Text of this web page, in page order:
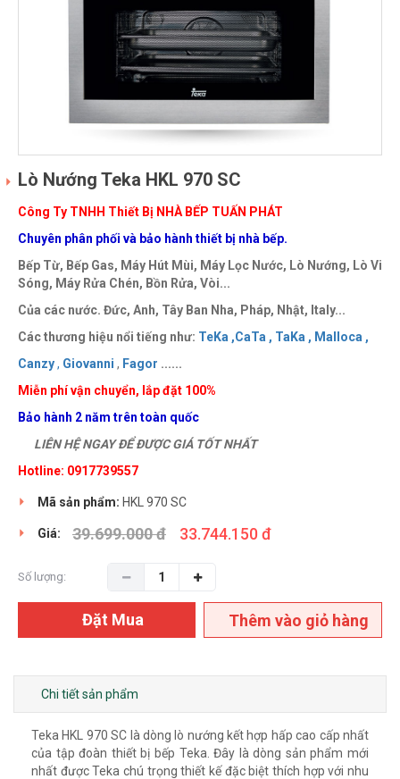
Lò Nướng Teka HKL 970 SC
Công Ty TNHH Thiết Bị NHÀ BẾP TUẤN PHÁT
Chuyên phân phối và bảo hành thiết bị nhà bếp.
Bếp Từ, Bếp Gas, Máy Hút Mùi, Máy Lọc Nước, Lò Nướng, Lò Vi
Sóng, Máy Rửa Chén, Bồn Rửa, Vòi...
Của các nước. Đức, Anh, Tây Ban Nha, Pháp, Nhật, Italy...
Các thương hiệu nổi tiếng như: TeKa ,CaTa , TaKa , Malloca ,
Canzy, Giovanni , Fagor ......
Miễn phí vận chuyển, lắp đặt 100%
Bảo hành 2 năm trên toàn quốc
LIÊN HỆ NGAY ĐỂ ĐƯỢC GIÁ TỐT NHẤT
Hotline: 0917739557
Mã sản phẩm: HKL 970 SC
Giá: 39.699.000 đ 33.744.150 đ
Số lượng:
Đặt Mua Thêm vào giỏ hàng
Chi tiết sản phẩm
Teka HKL 970 SC là dòng lò nướng kết hợp hấp cao cấp nhất
của tập đoàn thiết bị bếp Teka. Đây là dòng sản phẩm mới
nhất được Teka chú trọng thiết kế đặc biệt thích hợp với nhu